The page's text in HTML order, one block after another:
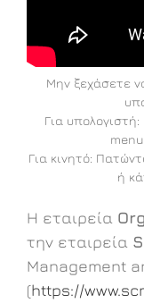
Μην ξεχάσετε
Για
Για κινητό:
ή
H εταιρεία
την εταιρεία
Management
(https://